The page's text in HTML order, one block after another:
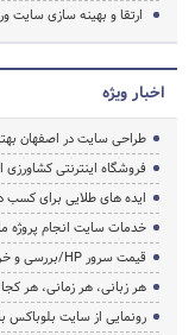
ارتقا و بهینه سازی سایت
اخبار ویژه
طراحی سایت در اصفهان
فروشگاه اینترنتی کشاورزی
ایده های طلایی برای کسب
خدمات سایت انجام پروژه
قیمت سرور HP/بررسی و خرید سرور اچ پی
هر زبانی، هر زمانی، هر
رونمایی از سایت بلوباکس